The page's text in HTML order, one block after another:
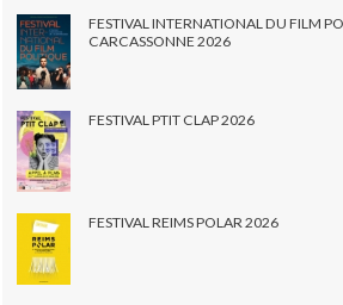
FESTIVAL INTERNATIONAL DU FILM
CARCASSONNE 2026
FESTIVAL PTIT CLAP 2026
FESTIVAL REIMS POLAR 2026